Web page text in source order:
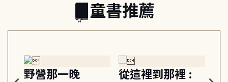
童書推薦
野營那一晚
從這裡到那裡 :